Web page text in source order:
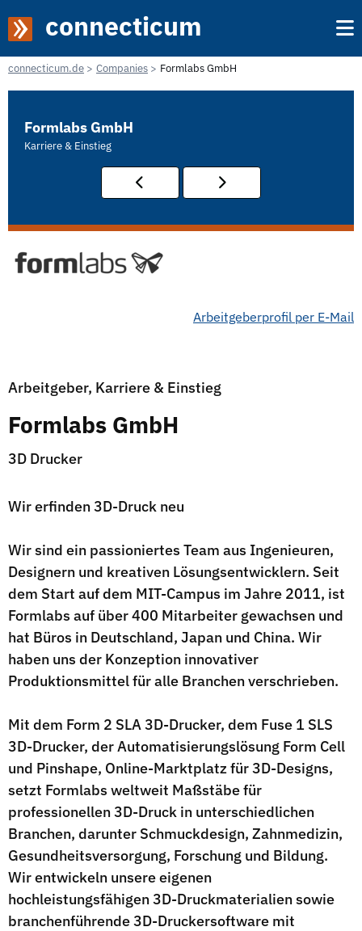
connecticum
connecticum.de Companies Formlabs GmbH
Formlabs GmbH
Karriere & Einstieg
Arbeitgeberprofil per E-Mail
Arbeitgeber, Karriere & Einstieg
Formlabs GmbH
3D Drucker
Wir erfinden 3D-Druck neu
Wir sind ein passioniertes Team aus Ingenieuren,
Designern und kreativen Lösungsentwicklern. Seit
dem Start auf dem MIT-Campus im Jahre 2011, ist
Formlabs auf über 400 Mitarbeiter gewachsen und
hat Büros in Deutschland, Japan und China. Wir
haben uns der Konzeption innovativer
Produktionsmittel für alle Branchen verschrieben.
Mit dem Form 2 SLA 3D-Drucker, dem Fuse 1 SLS
3D-Drucker, der Automatisierungslösung Form Cell
und Pinshape, Online-Marktplatz für 3D-Designs,
setzt Formlabs weltweit Maßstäbe für
professionellen 3D-Druck in unterschiedlichen
Branchen, darunter Schmuckdesign, Zahnmedizin,
Gesundheitsversorgung, Forschung und Bildung.
Wir entwickeln unsere eigenen
hochleistungsfähigen 3D-Druckmaterialien sowie
branchenführende 3D-Druckersoftware mit